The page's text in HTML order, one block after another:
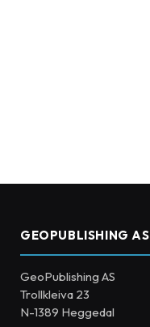
GEOPUBLISHING AS
GeoPublishing AS
Trollkleiva 23
N-1389 Heggedal